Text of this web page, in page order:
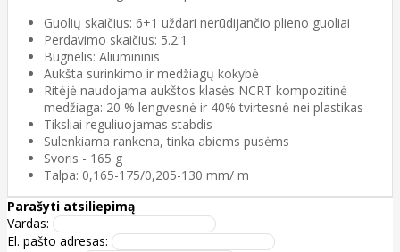
Guolių skaičius: 6+1 uždari nerūdijančio plieno guoliai
Perdavimo skaičius: 5.2:1
Būgnelis: Aliumininis
Aukšta surinkimo ir medžiagų kokybė
Ritėjė naudojama aukštos klasės NCRT kompozitinė
medžiaga: 20 % lengvesnė ir 40% tvirtesnė nei plastikas
Tiksliai reguliuojamas stabdis
Sulenkiama rankena, tinka abiems pusėms
Svoris - 165 g
Talpa: 0,165-175/0,205-130 mm/ m
Parašyti atsiliepimą
Vardas:
El. pašto adresas: